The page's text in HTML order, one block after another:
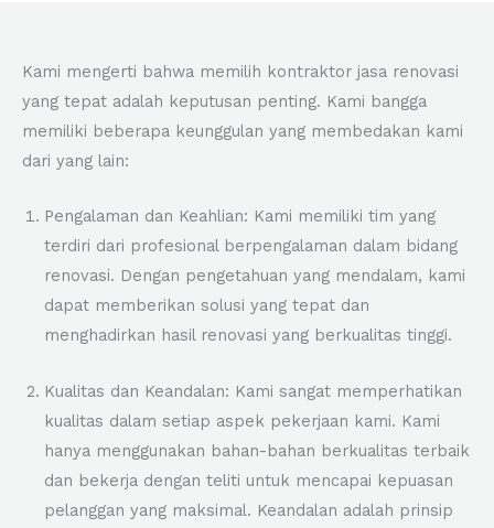
Kami mengerti bahwa memilih kontraktor jasa renovasi
yang tepat adalah keputusan penting. Kami bangga
memiliki beberapa keunggulan yang membedakan kami
dari yang lain:
Pengalaman dan Keahlian: Kami memiliki tim yang
terdiri dari profesional berpengalaman dalam bidang
renovasi. Dengan pengetahuan yang mendalam, kami
dapat memberikan solusi yang tepat dan
menghadirkan hasil renovasi yang berkualitas tinggi.
Kualitas dan Keandalan: Kami sangat memperhatikan
kualitas dalam setiap aspek pekerjaan kami. Kami
hanya menggunakan bahan-bahan berkualitas terbaik
dan bekerja dengan teliti untuk mencapai kepuasan
pelanggan yang maksimal. Keandalan adalah prinsip